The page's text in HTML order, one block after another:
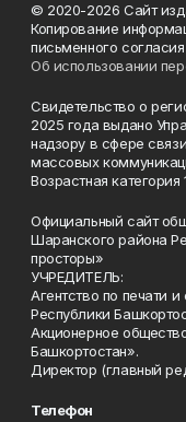
© 2020-2026 Сайт
Копирование
письменного
Об использовании
Свидетельство о
2025 года выдано
надзору в сфере
массовых
Возрастная категория
Официальный сайт
Шаранского района
просторы»
УЧРЕДИТЕЛЬ:
Агентство по печати
Республики
Акционерное
Башкортостан».
Директор (главный
Телефон